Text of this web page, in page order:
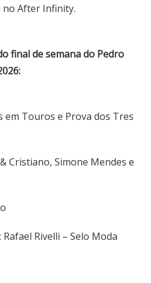
no After Infinity.
final de semana do Pedro
em Touros e Prova dos Tres
Cristiano, Simone Mendes e
Rivelli – Selo Moda